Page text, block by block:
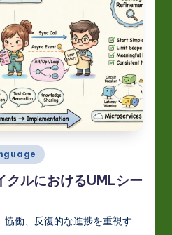
クルにおけるUMLシー
協働、反復的な進捗を重視す